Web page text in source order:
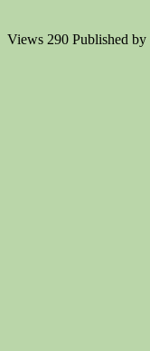
Views 290 Published by